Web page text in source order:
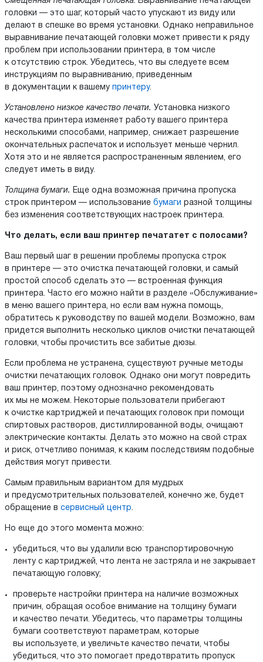
головки — это шаг, который часто упускают из виду или
делают в спешке во время установки. Однако неправильное
выравнивание печатающей головки может привести к ряду
проблем при использовании принтера, в том числе
к отсутствию строк. Убедитесь, что вы следуете всем
инструкциям по выравниванию, приведенным
в документации к вашему принтеру.
Установлено низкое качество печати. Установка низкого
качества принтера изменяет работу вашего принтера
несколькими способами, например, снижает разрешение
окончательных распечаток и использует меньше чернил.
Хотя это и не является распространенным явлением, его
следует иметь в виду.
Толщина бумаги.
Еще одна возможная причина пропуска
строк принтером — использование бумаги разной толщины
без изменения соответствующих настроек принтера.
Что делать, если ваш принтер печататет с полосами?
Ваш первый шаг в решении проблемы пропуска строк
в принтере — это очистка печатающей головки, и самый
простой способ сделать это — встроенная функция
принтера. Часто его можно найти в разделе «Обслуживание»
в меню вашего принтера, но если вам нужна помощь,
обратитесь к руководству по вашей модели. Возможно, вам
придется выполнить несколько циклов очистки печатающей
головки, чтобы прочистить все забитые дюзы.
Если проблема не устранена, существуют ручные методы
очистки печатающих головок. Однако они могут повредить
ваш принтер, поэтому однозначно рекомендовать
их мы не можем. Некоторые пользователи прибегают
к очистке картриджей и печатающих головок при помощи
спиртовых растворов, дистиллированной воды, очищают
электрические контакты. Делать это можно на свой страх
и риск, отчетливо понимая, к каким последствиям подобные
действия могут привести.
Самым правильным вариантом для мудрых
и предусмотрительных пользователей, конечно же, будет
обращение в сервисный центр.
Но еще до этого момента можно:
убедиться, что вы удалили всю транспортировочную
ленту с картриджей, что лента не застряла и не закрывает
печатающую головку;
проверьте настройки принтера на наличие возможных
причин, обращая особое внимание на толщину бумаги
и качество печати. Убедитесь, что параметры толщины
бумаги соответствуют параметрам, которые
вы используете, и увеличьте качество печати, чтобы
убедиться, что это помогает предотвратить пропуск